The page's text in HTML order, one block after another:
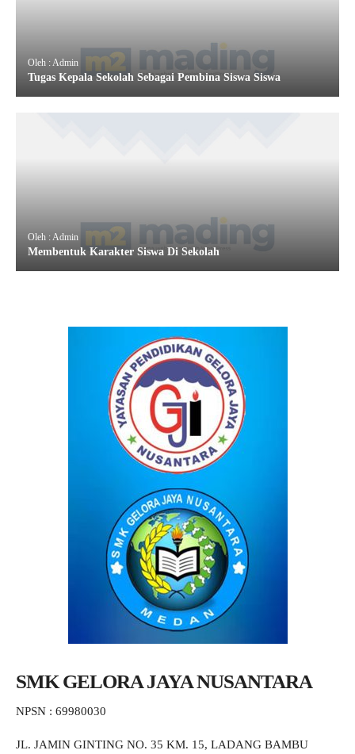
Oleh : Admin
Tugas Kepala Sekolah Sebagai Pembina Siswa Siswa
Oleh : Admin
Membentuk Karakter Siswa Di Sekolah
SMK GELORA JAYA NUSANTARA
NPSN : 69980030
JL. JAMIN GINTING NO. 35 KM. 15, LADANG BAMBU